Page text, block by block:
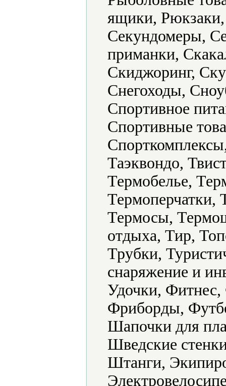
ящики,
Секундомеры,
приманки,
Скиджоринг,
Снегоходы,
Спортивное
Спортивные
Таэквондо,
Термобелье,
Термоперчатки,
Термосы,
отдыха, Тир,
Трубки,
снаряжение и
Удочки,
Фриборды,
Шапочки для
Шведские
Штанги,